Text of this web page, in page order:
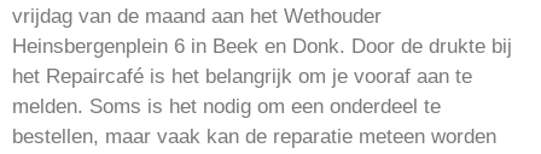
vrijdag van de maand aan het Wethouder
Heinsbergenplein 6 in Beek en Donk. Door de drukte bij
het Repaircafé is het belangrijk om je vooraf aan te
melden. Soms is het nodig om een onderdeel te
bestellen, maar vaak kan de reparatie meteen worden